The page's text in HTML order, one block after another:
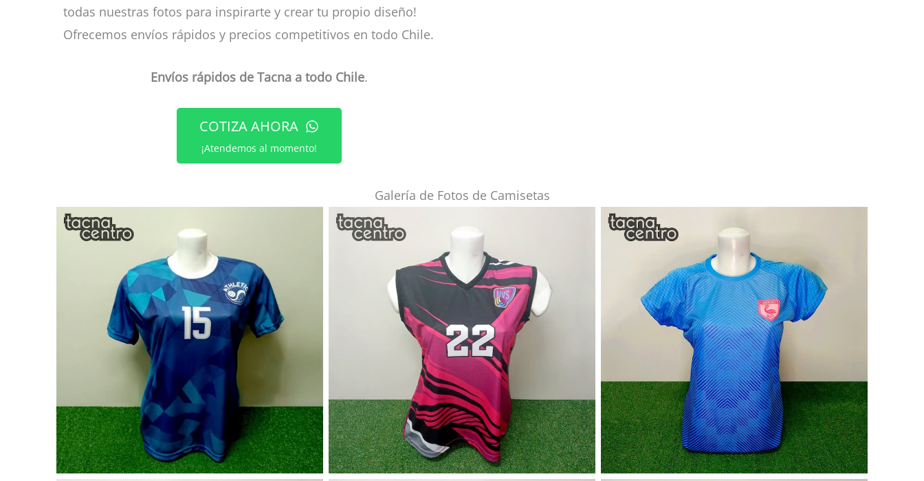
todas nuestras fotos para inspirarte y crear tu propio diseño!
Ofrecemos envíos rápidos y precios competitivos en todo Chile.
Envíos rápidos de Tacna a todo Chile.
COTIZA AHORA
¡Atendemos al momento!
Galería de Fotos de Camisetas